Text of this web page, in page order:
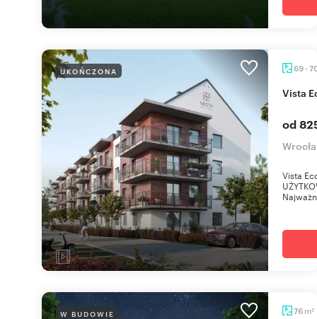
UKOŃCZONA 69 -
Vista
od
Vista
W BUDOWIE 76 m2